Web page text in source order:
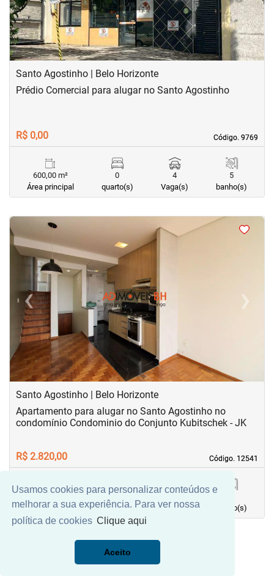
Usamos cookies para personalizar conteúdos e
melhorar a sua experiência. Para ver nossa
política de cookies Clique aqui
AceitoMais Filtros
Santo Agostinho | Belo Horizonte
Código. 9769
Código. 9769
Prédio Comercial para alugar no Santo Agostinho
R$ 0,00
600,00 m²
Área principal
0
quarto(s)
4
Vaga(s)
5
banho(s)
<
‹Previous ›Next
Santo Agostinho | Belo Horizonte
Código. 12541
Código. 12541
Apartamento para alugar no Santo Agostinho no
condomínio Condominio do Conjunto Kubitschek - JK
R$ 2.820,00
Área principal
quarto(s)
Vaga(s)
banho(s)